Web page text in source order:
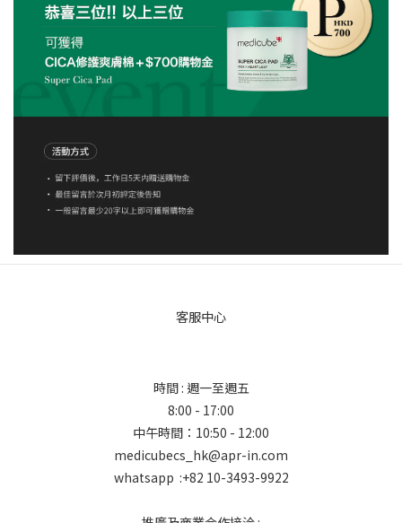
客服中心
時間 : 週一至週五
8:00 - 17:00
中午時間：10:50 - 12:00
medicubecs_hk@apr-in.com
whatsapp :+82 10-3493-9922